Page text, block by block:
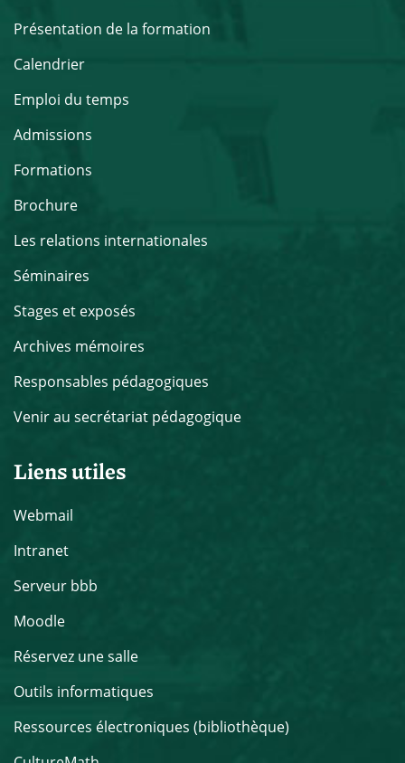
Présentation de la formation
Calendrier
Emploi du temps
Admissions
Formations
Brochure
Les relations internationales
Séminaires
Stages et exposés
Archives mémoires
Responsables pédagogiques
Venir au secrétariat pédagogique
Liens utiles
Webmail
Intranet
Serveur bbb
Moodle
Réservez une salle
Outils informatiques
Ressources électroniques (bibliothèque)